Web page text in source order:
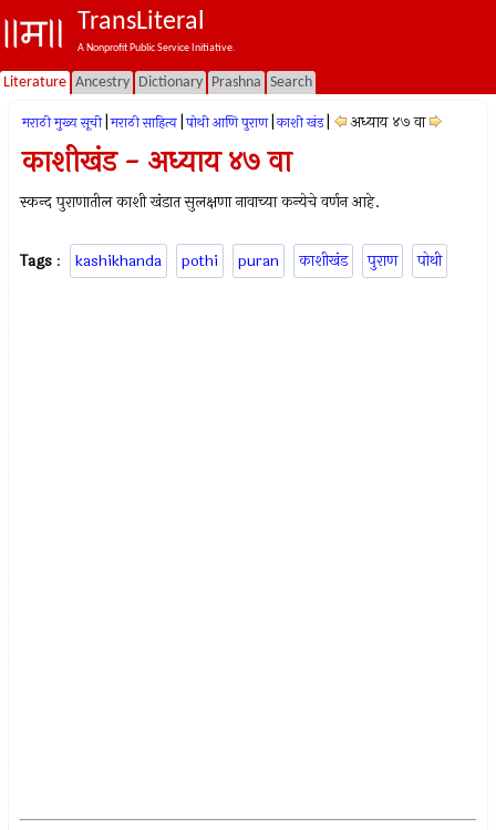
TransLiteral
A Nonprofit Public Service Initiative.
Literature Ancestry Dictionary Prashna Search
मराठी मुख्य सूची मराठी साहित्य पोथी आणि पुराण काशी खंड अध्याय ४७ वा
काशीखंड - अध्याय ४७ वा
स्कन्द पुराणातील काशी खंडात सुलक्षणा नावाच्या कन्येचे वर्णन आहे.
Tags : kashikhanda pothi puran काशीखंड पुराण पोथी